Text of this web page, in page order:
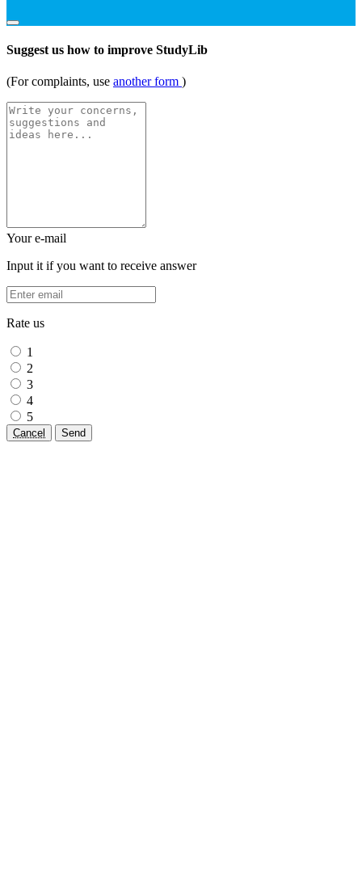
Suggest us how to improve StudyLib
(For complaints, use another form )
Your e-mail
Input it if you want to receive answer
Rate us
1
2
3
4
5
Cancel Send